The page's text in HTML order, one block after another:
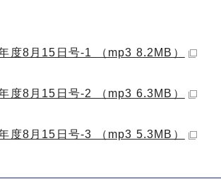
度8月15日号-1 （mp3 8.2MB）
度8月15日号-2 （mp3 6.3MB）
度8月15日号-3 （mp3 5.3MB）